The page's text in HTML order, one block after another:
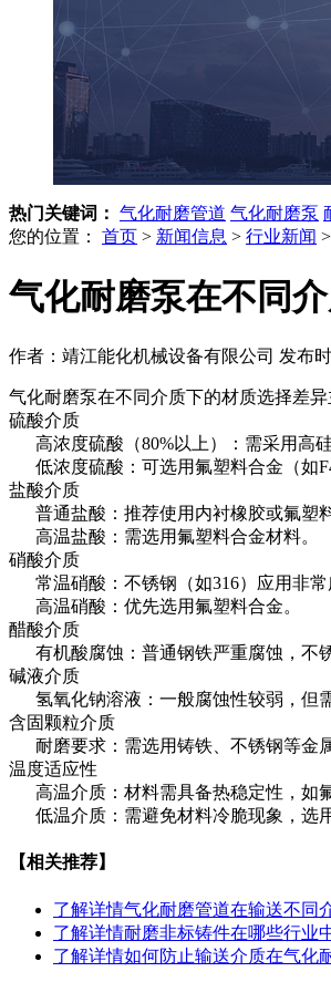
热门关键词： 气化耐磨管道 气化耐磨泵
您的位置：
首页 > 新闻信息 > 行业新闻 >
气化耐磨泵在不同
作者：靖江能化机械设备有限公司 发布
气化耐磨泵在不同介质下的材质选择差
硫酸介质
高浓度硫酸（80%以上）‌：需采用高
低浓度硫酸‌：可选用氟塑料合金（如
盐酸介质
普通盐酸‌：推荐使用内衬橡胶或氟塑
高温盐酸‌：需选用氟塑料合金材料。 ‌
硝酸介质
常温硝酸‌：不锈钢（如316）应用非常
‌高温硝酸‌：优先选用氟塑料合金。 ‌
醋酸介质
有机酸腐蚀‌：普通钢铁严重腐蚀，不
碱液介质
氢氧化钠溶液‌：一般腐蚀性较弱，但
含固颗粒介质
耐磨要求‌：需选用铸铁、不锈钢等金
温度适应性
高温介质‌：材料需具备热稳定性，如
低温介质‌：需避免材料冷脆现象，选
【相关推荐】
了解详情气化耐磨管道在输送不同
了解详情耐磨非标铸件在哪些行业
了解详情如何防止输送介质在气化